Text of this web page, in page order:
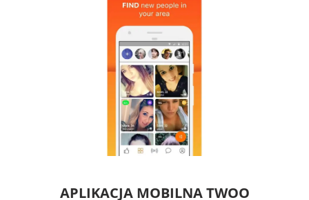
APLIKACJA MOBILNA TWOO